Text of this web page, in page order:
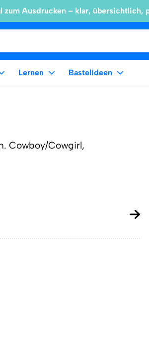
zum Ausdrucken – klar, übersichtlich,
Lernen Bastelideen
Cowboy/Cowgirl,